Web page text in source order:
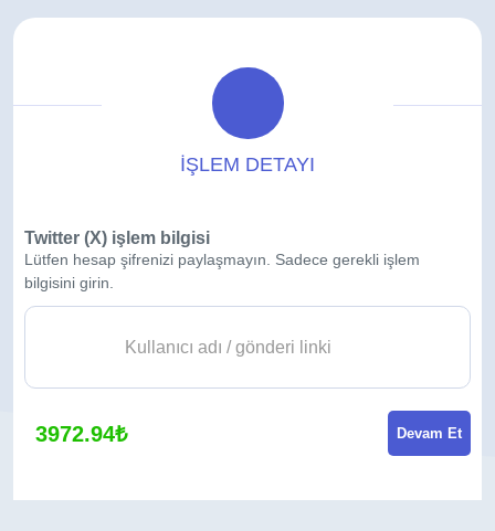
İŞLEM DETAYI
Twitter (X) işlem bilgisi
Lütfen hesap şifrenizi paylaşmayın. Sadece gerekli işlem
bilgisini girin.
3972.94₺ Devam Et